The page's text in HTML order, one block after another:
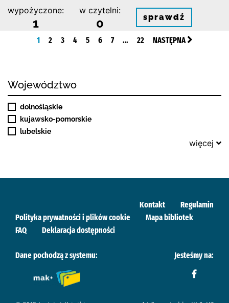
wypożyczone:
1
w czytelni:
0 sprawdź
1 2 3 4 5 6 7 … 22 NASTĘPNA
Województwo
dolnośląskie
kujawsko-pomorskie
lubelskie
więcej
Kontakt
Regulamin
Polityka prywatności i plików cookie
Mapa bibliotek
FAQ
Deklaracja dostępności
Dane pochodzą z systemu: Jesteśmy na: